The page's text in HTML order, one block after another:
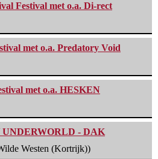
Festival met o.a. Di-rect
met o.a. Predatory Void
met o.a. HESKEN
- DAK
Westen (Kortrijk))